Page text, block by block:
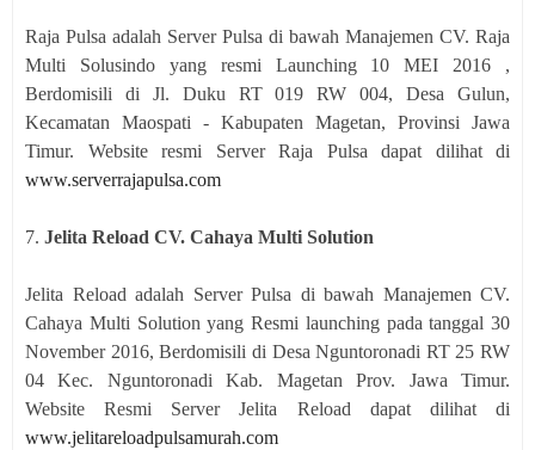
Raja Pulsa adalah Server Pulsa di bawah Manajemen CV. Raja
Multi Solusindo yang resmi Launching 10 MEI 2016 ,
Berdomisili di Jl. Duku RT 019 RW 004, Desa Gulun,
Kecamatan Maospati - Kabupaten Magetan, Provinsi Jawa
Timur. Website resmi Server Raja Pulsa dapat dilihat di
www.serverrajapulsa.com
7. Jelita Reload CV. Cahaya Multi Solution
Jelita Reload adalah Server Pulsa di bawah Manajemen CV.
Cahaya Multi Solution yang Resmi launching pada tanggal 30
November 2016, Berdomisili di Desa Nguntoronadi RT 25 RW
04 Kec. Nguntoronadi Kab. Magetan Prov. Jawa Timur.
Website Resmi Server Jelita Reload dapat dilihat di
www.jelitareloadpulsamurah.com